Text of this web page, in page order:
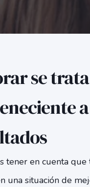
se
tener en cuenta
una situación de